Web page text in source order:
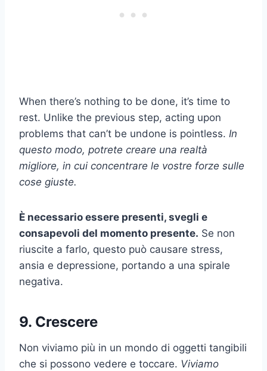
When there’s nothing to be done, it’s time to
rest. Unlike the previous step, acting upon
problems that can’t be undone is pointless. In
questo modo, potrete creare una realtà
migliore, in cui concentrare le vostre forze sulle
cose giuste.
È necessario essere presenti, svegli e
consapevoli del momento presente. Se non
riuscite a farlo, questo può causare stress,
ansia e depressione, portando a una spirale
negativa.
9. Crescere
Non viviamo più in un mondo di oggetti tangibili
che si possono vedere e toccare. Viviamo